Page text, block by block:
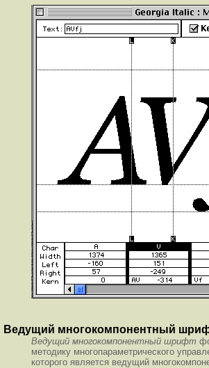
Ведущий многокомпонентный
Ведущий многокомпонентный шрифт
методику многопараметрического
которого является ведущий